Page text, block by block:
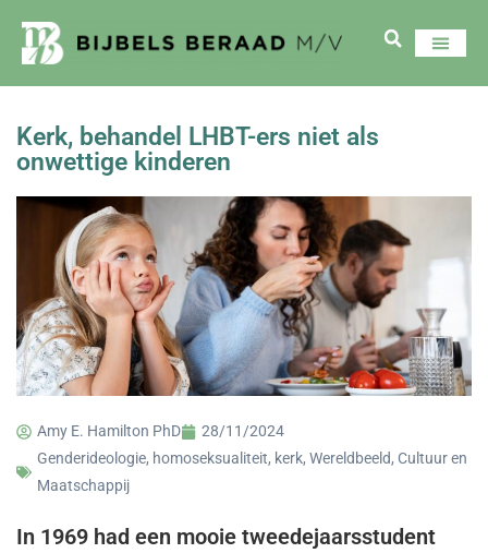
Kerk, behandel LHBT-ers niet als
onwettige kinderen
Amy E. Hamilton PhD
28/11/2024
Genderideologie, homoseksualiteit, kerk, Wereldbeeld, Cultuur en
Maatschappij
In 1969 had een mooie tweedejaarsstudent